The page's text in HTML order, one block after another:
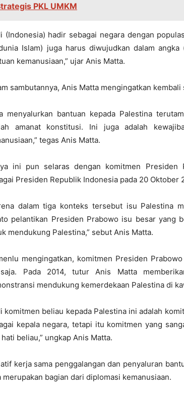
PKL UMKM
(Indonesia) hadir sebagai negara dengan
Islam) juga harus diwujudkan dalam
kemanusiaan,” ujar Anis Matta.
sambutannya, Anis Matta mengingatkan
menyalurkan bantuan kepada Palestina
amanat konstitusi. Ini juga adalah
tegas Anis Matta.
ini pun selaras dengan komitmen Presiden
Presiden Republik Indonesia pada 20 Oktober
dalam tiga konteks tersebut isu Palestina
pelantikan Presiden Prabowo isu besar yang
mendukung Palestina,” sebut Anis Matta.
mengingatkan, komitmen Presiden
Pada 2014, tutur Anis Matta
mendukung kemerdekaan Palestina di
komitmen beliau kepada Palestina ini adalah
kepala negara, tetapi itu komitmen yang
beliau,” ungkap Anis Matta.
kerja sama penggalangan dan penyaluran
merupakan bagian dari diplomasi kemanusiaan.